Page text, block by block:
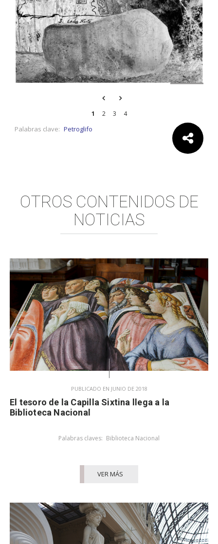
Previous
1 2 3 4
Next
Palabras clave: Petroglifo
OTROS CONTENIDOS DE
NOTICIAS
PUBLICADO EN JUNIO DE 2018
El tesoro de la Capilla Sixtina llega a la
Biblioteca Nacional
Palabras claves: Biblioteca Nacional
VER MÁS